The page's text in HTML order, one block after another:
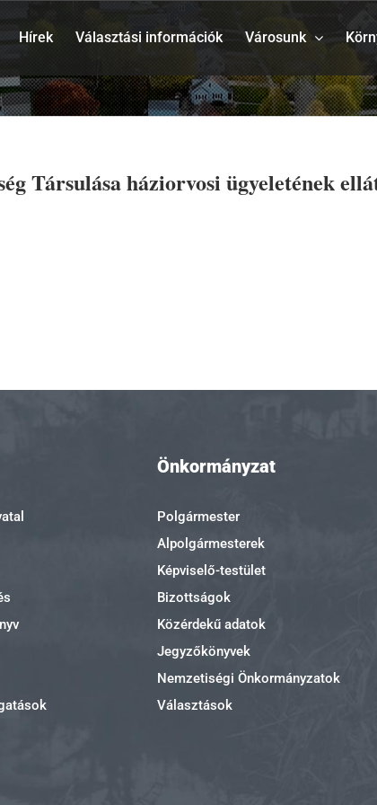
Hírek Választási információk Városunk
Társulása háziorvosi ügyeletének
Önkormányzat
Polgármester
Alpolgármesterek
Képviselő-testület
Bizottságok
Közérdekű adatok
Jegyzőkönyvek
Nemzetiségi Önkormányzatok
Választások